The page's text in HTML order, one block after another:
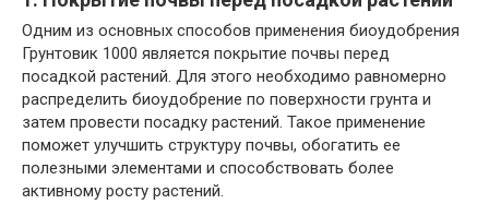
Одним из основных способов применения биоудобрения
Грунтовик 1000 является покрытие почвы перед
посадкой растений. Для этого необходимо равномерно
распределить биоудобрение по поверхности грунта и
затем провести посадку растений. Такое применение
поможет улучшить структуру почвы, обогатить ее
полезными элементами и способствовать более
активному росту растений.